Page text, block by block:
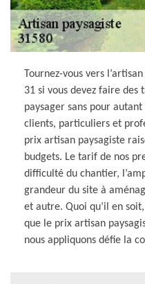
Tournez-vous vers
31 si vous devez faire des
paysager sans pour
clients, particuliers et
prix artisan paysagiste
budgets. Le tarif de nos
difficulté du chantier,
grandeur du site à
et autre. Quoi qu’il en
que le prix artisan
nous appliquons défie la